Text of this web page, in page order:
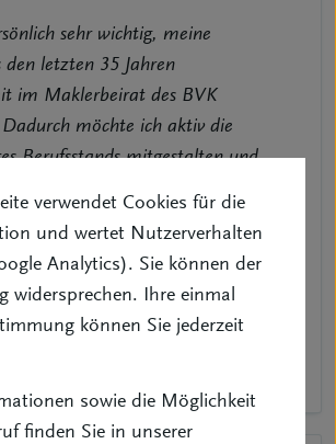
verwendet Cookies für die
und wertet Nutzerverhalten
Analytics). Sie können der
widersprechen. Ihre einmal
können Sie jederzeit
sowie die Möglichkeit
finden Sie in unserer
sehr wichtig, meine
den letzten 35 Jahren
im Maklerbeirat des BVK
möchte ich aktiv die
Berufsstands mitgestalten und
und verantwortungsvolle